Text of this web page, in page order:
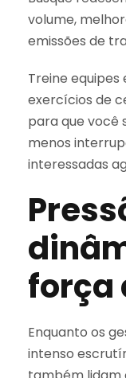
volume,
emissões de
Treine equipes
exercícios de
para que você
menos
interessadas
força
Enquanto os
intenso